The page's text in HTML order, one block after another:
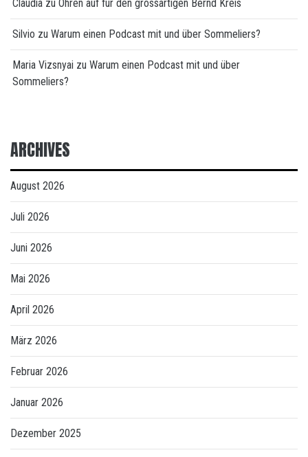
Claudia zu Ohren auf für den grossartigen Bernd Kreis
Silvio zu Warum einen Podcast mit und über Sommeliers?
Maria Vizsnyai zu Warum einen Podcast mit und über
Sommeliers?
ARCHIVES
August 2026
Juli 2026
Juni 2026
Mai 2026
April 2026
März 2026
Februar 2026
Januar 2026
Dezember 2025